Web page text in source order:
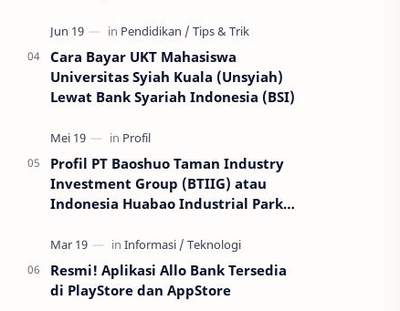
Cara Bayar UKT Mahasiswa
Universitas Syiah Kuala (Unsyiah)
Lewat Bank Syariah Indonesia (BSI)
Profil PT Baoshuo Taman Industry
Investment Group (BTIIG) atau
Indonesia Huabao Industrial Park
Resmi! Aplikasi Allo Bank Tersedia
di PlayStore dan AppStore